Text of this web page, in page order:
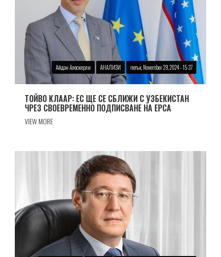
Айдан Алескерли АНАЛИЗИ петък, November 29, 2024 - 15:37
ТОЙВО КЛААР: ЕС ЩЕ СЕ СБЛИЖИ С УЗБЕКИСТАН
ЧРЕЗ СВОЕВРЕМЕННО ПОДПИСВАНЕ НА EPCA
VIEW MORE